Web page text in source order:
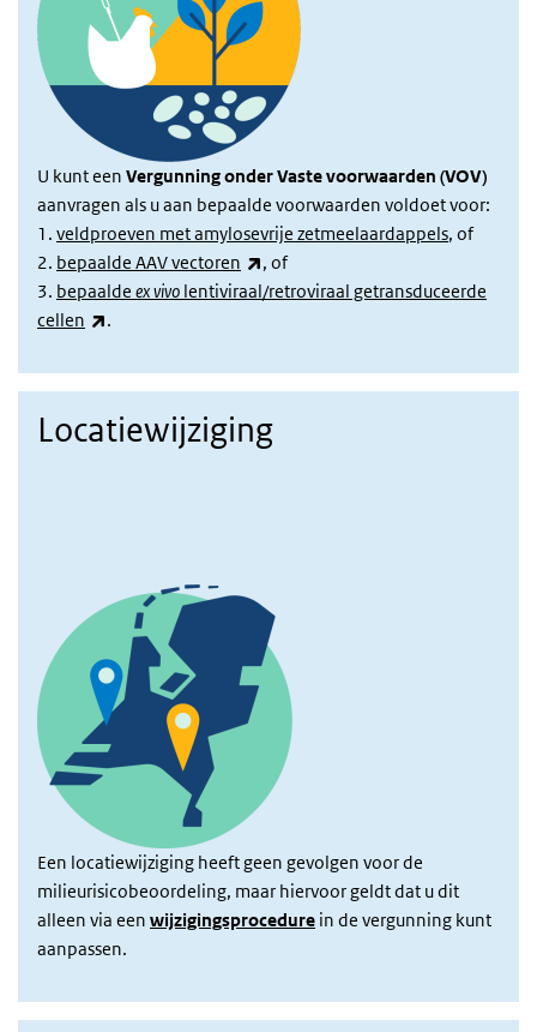
U kunt een Vergunning onder Vaste voorwaarden (VOV)
aanvragen als u aan bepaalde voorwaarden voldoet voor:
1. veldproeven met amylosevrije zetmeelaardappels, of
2. bepaalde AAV vectoren (externe link)
, of
3. bepaalde ex vivo lentiviraal/retroviraal getransduceerde
cellen
.
Locatiewijziging
Een locatiewijziging heeft geen gevolgen voor de
milieurisicobeoordeling, maar hiervoor geldt dat u dit
alleen via een wijzigingsprocedure in de vergunning kunt
aanpassen.